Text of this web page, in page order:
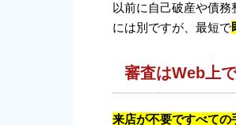
以前に自己破産や債
には別ですが、最短で
審査はWeb上
来店が不要ですべての